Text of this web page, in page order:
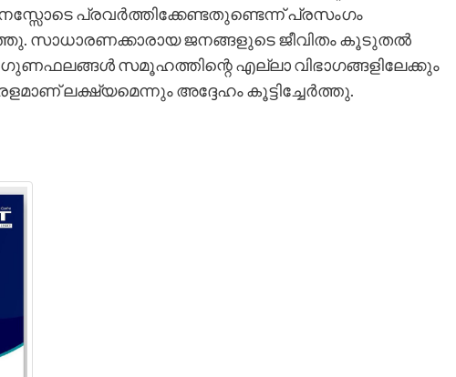
പ്രവർത്തിക്കേണ്ടതുണ്ടെന്ന് പ്രസംഗം
സാധാരണക്കാരായ ജനങ്ങളുടെ ജീവിതം കൂടുതൽ
ഗുണഫലങ്ങൾ സമൂഹത്തിന്റെ എല്ലാ വിഭാഗങ്ങളിലേക്കും
ലക്ഷ്യമെന്നും അദ്ദേഹം കൂട്ടിച്ചേർത്തു.